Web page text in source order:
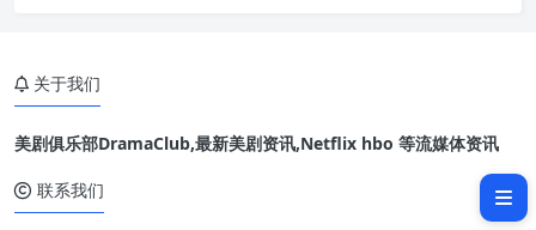
关于我们
美剧俱乐部DramaClub,最新美剧资讯,Netflix hbo 等流媒体资讯
联系我们